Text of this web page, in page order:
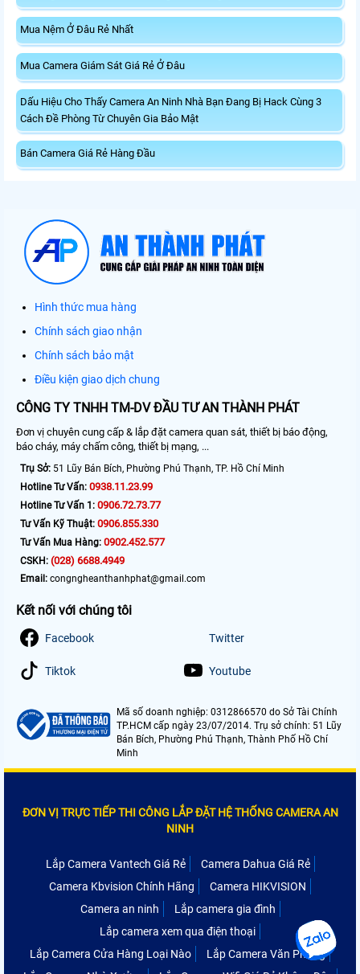
Mua Nệm Ở Đâu Rẻ Nhất
Mua Camera Giám Sát Giá Rẻ Ở Đâu
Dấu Hiệu Cho Thấy Camera An Ninh Nhà Bạn Đang Bị Hack Cùng 3
Cách Đề Phòng Từ Chuyên Gia Bảo Mật
Bán Camera Giá Rẻ Hàng Đầu
Hình thức mua hàng
Chính sách giao nhận
Chính sách bảo mật
Điều kiện giao dịch chung
CÔNG TY TNHH TM-DV ĐẦU TƯ AN THÀNH PHÁT
Đơn vị chuyên cung cấp & lắp đặt camera quan sát, thiết bị báo động,
báo cháy, máy chấm công, thiết bị mạng, ...
Trụ Sở: 51 Lũy Bán Bích, Phường Phú Thạnh, TP. Hồ Chí Minh
Hotline Tư Vấn: 0938.11.23.99
Hotline Tư Vấn 1: 0906.72.73.77
Tư Vấn Kỹ Thuật: 0906.855.330
Tư Vấn Mua Hàng: 0902.452.577
CSKH: (028) 6688.4949
Email: congngheanthanhphat@gmail.com
Kết nối với chúng tôi
Facebook Twitter
Tiktok Youtube
Mã số doanh nghiệp: 0312866570 do Sở Tài Chính
TP.HCM cấp ngày 23/07/2014. Trụ sở chính: 51 Lũy
Bán Bích, Phường Phú Thạnh, Thành Phố Hồ Chí
Minh
ĐƠN VỊ TRỰC TIẾP THI CÔNG LẮP ĐẶT HỆ THỐNG CAMERA AN
NINH
Lắp Camera Vantech Giá Rẻ
Camera Dahua Giá Rẻ
Camera Kbvision Chính Hãng
Camera HIKVISION
Camera an ninh
Lắp camera gia đình
Lắp camera xem qua điện thoại
Lắp Camera Cửa Hàng Loại Nào
Lắp Camera Văn Phòng